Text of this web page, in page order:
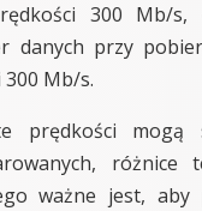
300 Mb/
danych przy
300 Mb/s.
prędkości mogą
różnice
ważne jest, aby